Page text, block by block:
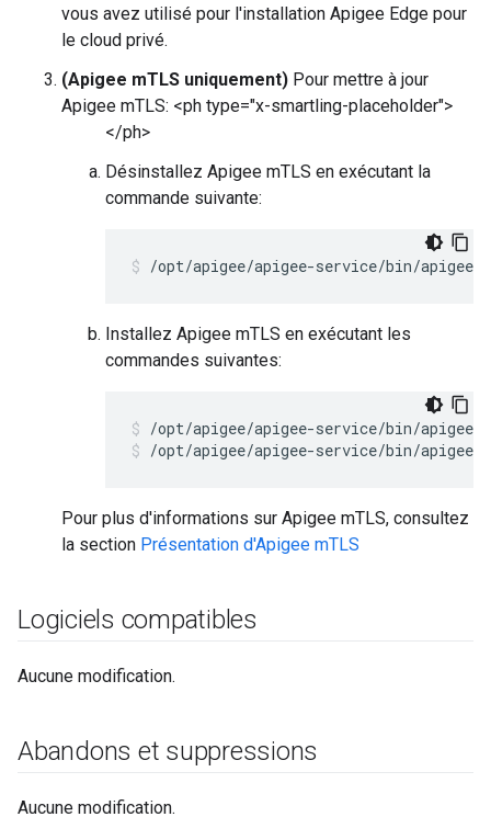
vous avez utilisé pour l'installation Apigee Edge pour
le cloud privé.
(Apigee mTLS uniquement) Pour mettre à jour
Apigee mTLS: <ph type="x-smartling-placeholder">
</ph>
Désinstallez Apigee mTLS en exécutant la
commande suivante:
/opt/apigee/apigee-service/bin/
Installez Apigee mTLS en exécutant les
commandes suivantes:
/opt/apigee/apigee-service/bin/
Pour plus d'informations sur Apigee mTLS, consultez
la section Présentation d'Apigee mTLS
Logiciels compatibles
Aucune modification.
Abandons et suppressions
Aucune modification.